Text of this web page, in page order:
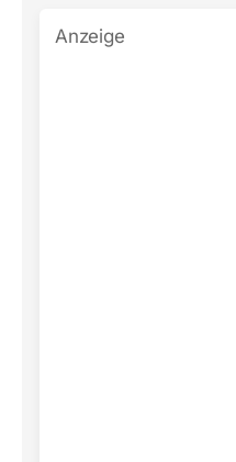
Anzeige